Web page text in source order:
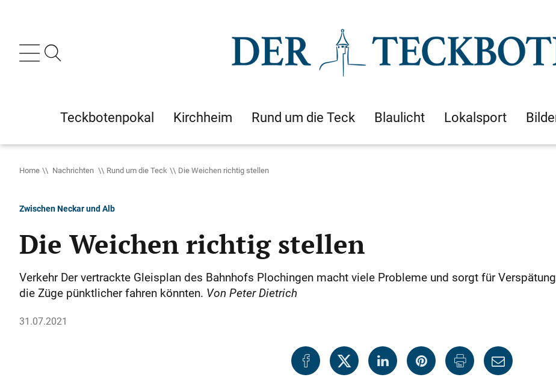
Teckbotenpokal Kirchheim Rund um die Teck Blaulicht Lokalsport
Home Nachrichten Rund um die Teck Die Weichen richtig stellen
Zwischen Neckar und Alb
Die Weichen richtig stellen
Verkehr Der vertrackte Gleisplan des Bahnhofs Plochingen macht viele Probleme und sorgt für
die Züge pünktlicher fahren könnten. Von Peter Dietrich
31.07.2021